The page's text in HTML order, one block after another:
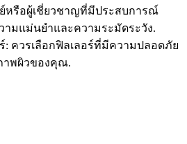
หรือผู้เชี่ยวชาญที่มีประสบการณ์
ามแม่นยำและความระมัดระวัง.
: ควรเลือกฟิลเลอร์ที่มีความปลอดภัย
าพผิวของคุณ.